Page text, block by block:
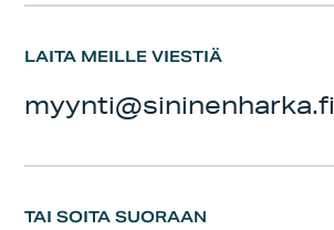
LAITA MEILLE VIESTIÄ
myynti@sininenharka.fi
TAI SOITA SUORAAN